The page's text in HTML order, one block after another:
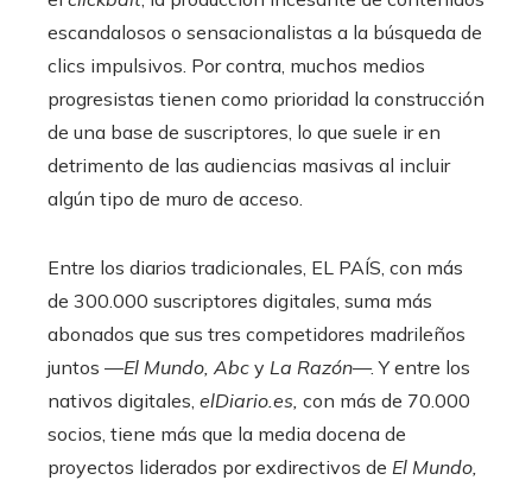
escandalosos o sensacionalistas a la búsqueda de
clics impulsivos. Por contra, muchos medios
progresistas tienen como prioridad la construcción
de una base de suscriptores, lo que suele ir en
detrimento de las audiencias masivas al incluir
algún tipo de muro de acceso.
Entre los diarios tradicionales, EL PAÍS, con más
de 300.000 suscriptores digitales, suma más
abonados que sus tres competidores madrileños
juntos —El Mundo, Abc y La Razón—. Y entre los
nativos digitales, elDiario.es, con más de 70.000
socios, tiene más que la media docena de
proyectos liderados por exdirectivos de El Mundo,